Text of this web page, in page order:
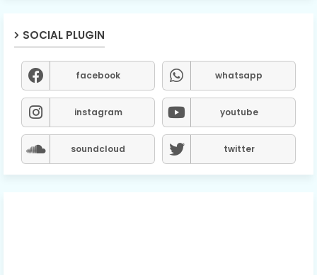
SOCIAL PLUGIN
facebook whatsapp
instagram youtube
soundcloud twitter